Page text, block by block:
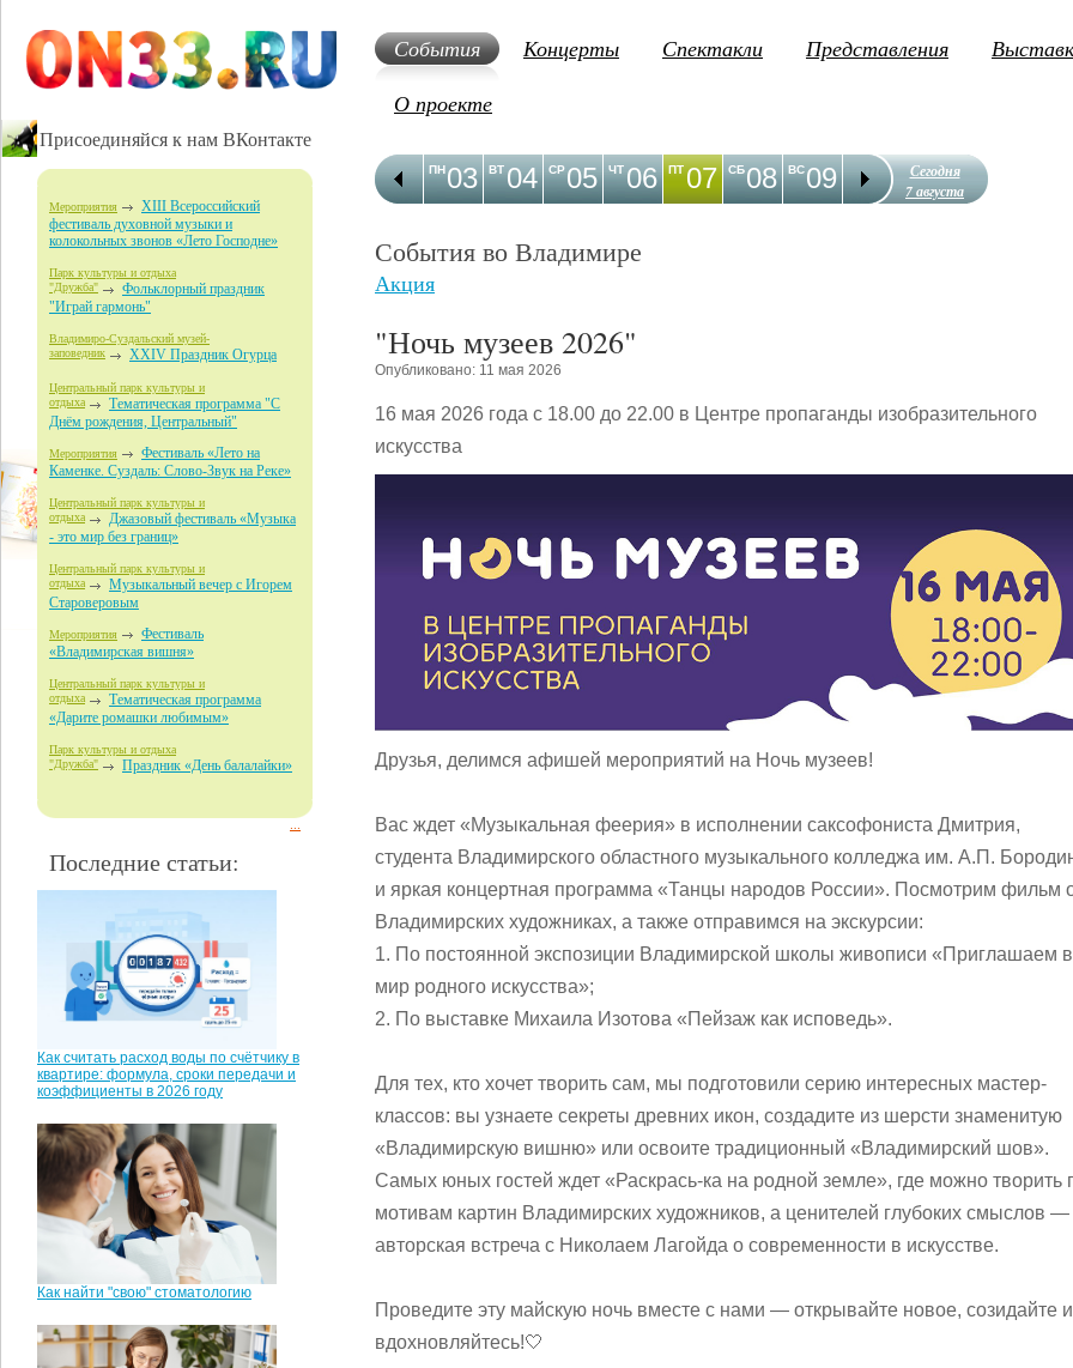
Присоединяйся к нам ВКонтакте
Мероприятия
XIII Всероссийский
фестиваль духовной музыки и
колокольных звонов «Лето Господне»
Парк культуры и отдыха
"Дружба"
Фольклорный праздник
"Играй гармонь"
Владимиро-Суздальский музей-
заповедник XXIV Праздник Огурца
Центральный парк культуры и
отдыха
Тематическая программа "С
Днём рождения, Центральный"
Мероприятия
Фестиваль «Лето на
Каменке. Суздаль: Слово-Звук на Реке»
Центральный парк культуры и
отдыха
Джазовый фестиваль «Музыка
- это мир без границ»
Центральный парк культуры и
отдыха
Музыкальный вечер с Игорем
Староверовым
Мероприятия
Фестиваль
«Владимирская вишня»
Центральный парк культуры и
отдыха
Тематическая программа
«Дарите ромашки любимым»
Парк культуры и отдыха
"Дружба" Праздник «День балалайки»
Последние статьи:
Как считать расход воды по счётчику в
квартире: формула, сроки передачи и
коэффициенты в 2026 году
Как найти "свою" стоматологию
События Концерты Спектакли Представления
О проекте
03
ПН 04
ВТ 05
СР 06
ЧТ 07
ПТ 08
СБ 09
ВС 10
ПН 11
ВТ 12
СР
Сегодня
7 августа
События во Владимире
Акция
"Ночь музеев 2026"
Опубликовано: 11 мая 2026
16 мая 2026 года с 18.00 до 22.00 в Центре пропаганды изобразительного
искусства
Друзья, делимся афишей мероприятий на Ночь музеев!
Вас ждет «Музыкальная феерия» в исполнении саксофониста Дмитрия,
студента Владимирского областного музыкального колледжа им. А.П.
и яркая концертная программа «Танцы народов России». Посмотрим фильм
Владимирских художниках, а также отправимся на экскурсии:
1. По постоянной экспозиции Владимирской школы живописи «Приглашаем в
мир родного искусства»;
2. По выставке Михаила Изотова «Пейзаж как исповедь».
Для тех, кто хочет творить сам, мы подготовили серию интересных мастер-
классов: вы узнаете секреты древних икон, создадите из шерсти знаменитую
«Владимирскую вишню» или освоите традиционный «Владимирский шов».
Самых юных гостей ждет «Раскрась-ка на родной земле», где можно творить
мотивам картин Владимирских художников, а ценителей глубоких смыслов —
авторская встреча с Николаем Лагойда о современности в искусстве.
Проведите эту майскую ночь вместе с нами — открывайте новое, созидайте и
вдохновляйтесь!🤍